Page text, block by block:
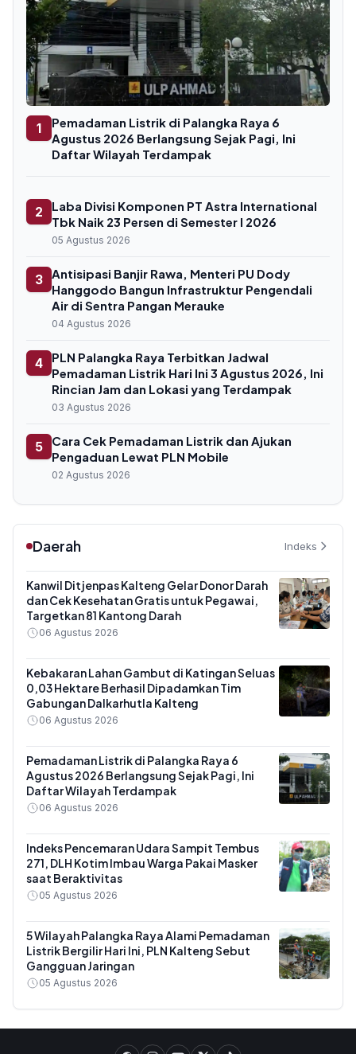
1
Pemadaman Listrik di Palangka Raya 6
Agustus 2026 Berlangsung Sejak Pagi, Ini
Daftar Wilayah Terdampak
2
Laba Divisi Komponen PT Astra International
Tbk Naik 23 Persen di Semester I 2026
05 Agustus 2026
3 Antisipasi Banjir Rawa, Menteri PU Dody
Hanggodo Bangun Infrastruktur Pengendali
Air di Sentra Pangan Merauke
04 Agustus 2026
4
PLN Palangka Raya Terbitkan Jadwal
Pemadaman Listrik Hari Ini 3 Agustus 2026, Ini
Rincian Jam dan Lokasi yang Terdampak
03 Agustus 2026
5
Cara Cek Pemadaman Listrik dan Ajukan
Pengaduan Lewat PLN Mobile
02 Agustus 2026
Daerah Indeks
Kanwil Ditjenpas Kalteng Gelar Donor Darah
dan Cek Kesehatan Gratis untuk Pegawai,
Targetkan 81 Kantong Darah
06 Agustus 2026
Kebakaran Lahan Gambut di Katingan Seluas
0,03 Hektare Berhasil Dipadamkan Tim
Gabungan Dalkarhutla Kalteng
06 Agustus 2026
Pemadaman Listrik di Palangka Raya 6
Agustus 2026 Berlangsung Sejak Pagi, Ini
Daftar Wilayah Terdampak
06 Agustus 2026
Indeks Pencemaran Udara Sampit Tembus
271, DLH Kotim Imbau Warga Pakai Masker
saat Beraktivitas
05 Agustus 2026
5 Wilayah Palangka Raya Alami Pemadaman
Listrik Bergilir Hari Ini, PLN Kalteng Sebut
Gangguan Jaringan
05 Agustus 2026